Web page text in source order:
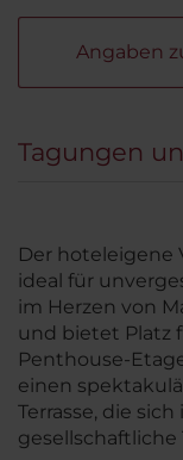
Angaben
Tagungen
Der hoteleigene
ideal für
im Herzen von
und bietet Platz
Penthouse-
einen
Terrasse, die
gesellschaftliche